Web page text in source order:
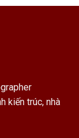
kiến trúc, nhà